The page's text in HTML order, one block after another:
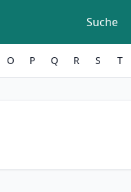
Suche
O P Q R S T